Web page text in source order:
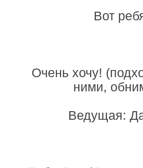
Вот
Очень хочу!
ними,
Ведущая: